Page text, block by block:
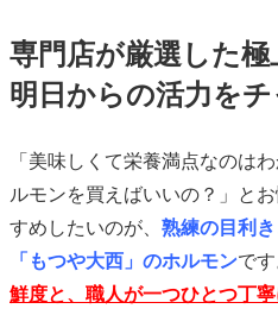
専門店が厳選した極
明日からの活力を
「美味しくて栄養満点なのは
ルモンを買えばいいの？」と
すめしたいのが、 熟練の目利
「もつや大西」のホルモンです
鮮度と、職人が一つひとつ丁